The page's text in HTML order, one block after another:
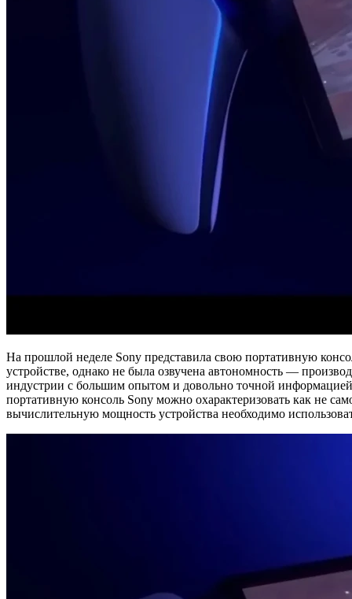
На прошлой неделе Sony представила свою портативную
устройстве, однако не была озвучена автономность —
индустрии с большим опытом и довольно точной информацией,
портативную консоль Sony можно охарактеризовать как не
вычислительную мощность устройства необходимо